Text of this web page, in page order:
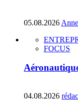
05.08.2026
FOCUS
04.08.2026